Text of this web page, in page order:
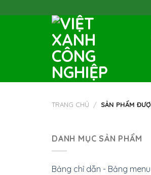
to
TRANG CHỦ / SẢN PHẨM
DANH MỤC SẢN PHẨM
Bảng chỉ dẫn - Bảng menu